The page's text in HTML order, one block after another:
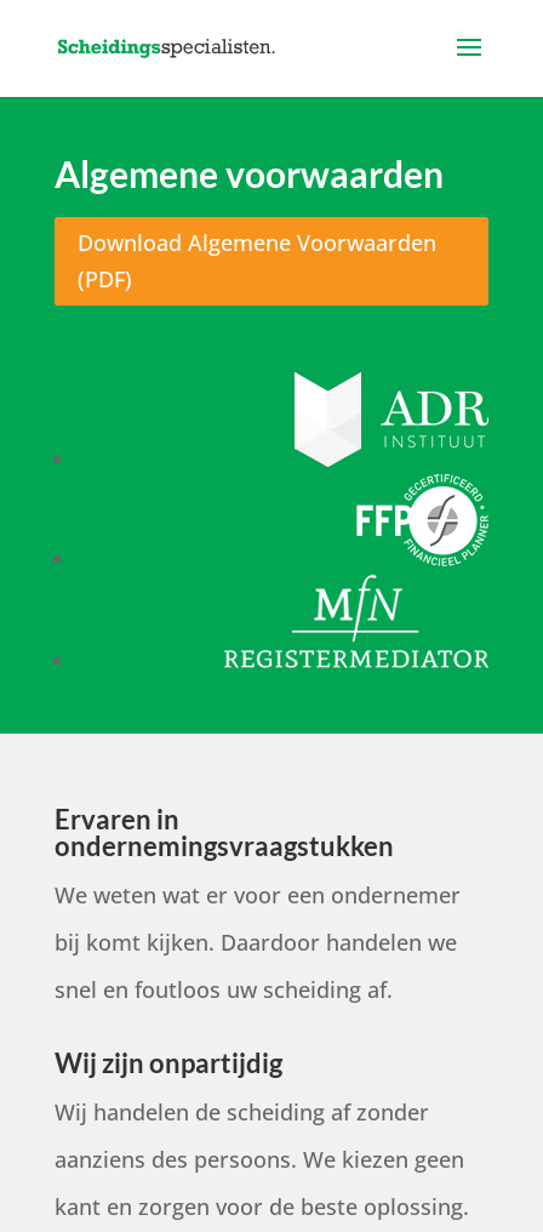
Algemene voorwaarden
Download Algemene Voorwaarden
(PDF)
Ervaren in
ondernemingsvraagstukken
We weten wat er voor een ondernemer
bij komt kijken. Daardoor handelen we
snel en foutloos uw scheiding af.
Wij zijn onpartijdig
Wij handelen de scheiding af zonder
aanziens des persoons. We kiezen geen
kant en zorgen voor de beste oplossing.